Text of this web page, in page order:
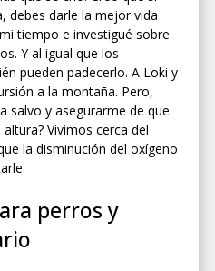
debes darle la mejor vida
tiempo e investigué sobre
Y al igual que los
pueden padecerlo. A Loki y
a la montaña. Pero,
salvo y asegurarme de que
Vivimos cerca del
la disminución del oxígeno
perros y